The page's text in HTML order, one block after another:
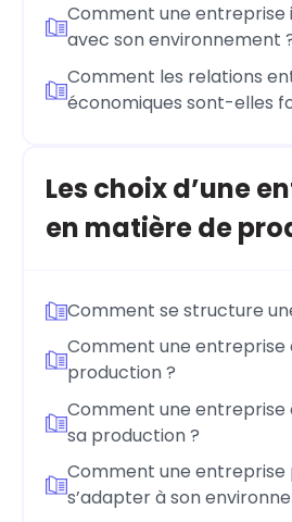
Comment une
avec son environnement
Comment les relations
économiques sont-elles
Les choix d’une
en matière de
Comment se structure
Comment une entreprise
production ?
Comment une
sa production ?
Comment une
s’adapter à son